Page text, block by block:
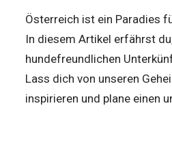
Österreich ist ein Paradies
In diesem Artikel erfährst
hundefreundlichen
Lass dich von unseren
inspirieren und plane einen